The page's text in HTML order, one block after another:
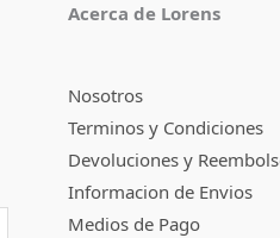
Acerca de Lorens
Nosotros
Terminos y Condiciones
Devoluciones y
Informacion de Envios
Medios de Pago